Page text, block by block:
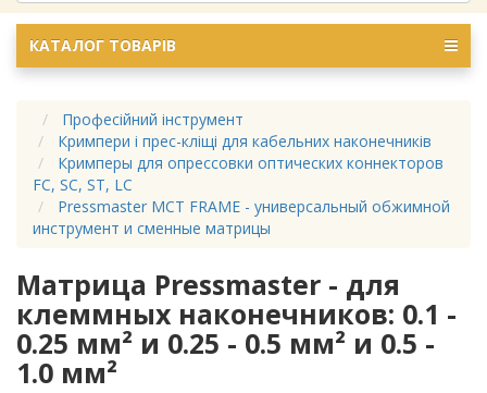
КАТАЛОГ ТОВАРІВ
Професійний інструмент
Кримпери і прес-кліщі для кабельних наконечників
Кримперы для опрессовки оптических коннекторов
FC, SC, ST, LC
Pressmaster MCT FRAME - универсальный обжимной
инструмент и сменные матрицы
Матрица Pressmaster - для
клеммных наконечников: 0.1 -
0.25 мм² и 0.25 - 0.5 мм² и 0.5 -
1.0 мм²